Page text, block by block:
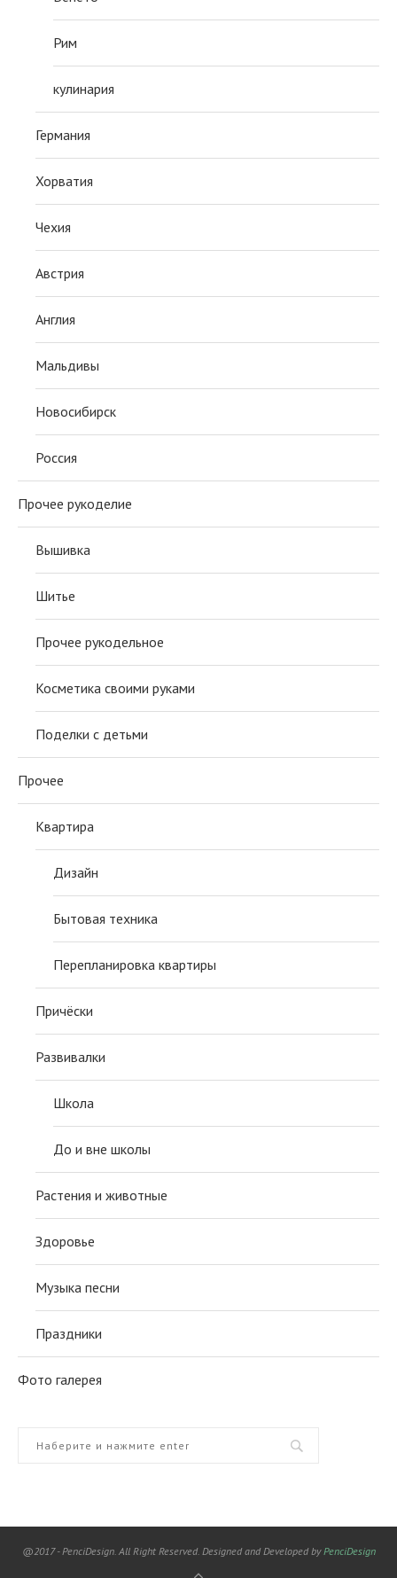
Рим
кулинария
Германия
Хорватия
Чехия
Австрия
Англия
Мальдивы
Новосибирск
Россия
Прочее рукоделие
Вышивка
Шитье
Прочее рукодельное
Косметика своими руками
Поделки с детьми
Прочее
Квартира
Дизайн
Бытовая техника
Перепланировка квартиры
Причёски
Развивалки
Школа
До и вне школы
Растения и животные
Здоровье
Музыка песни
Праздники
Фото галерея
@2017 - PenciDesign. All Right Reserved. Designed and Developed byPenciDesign